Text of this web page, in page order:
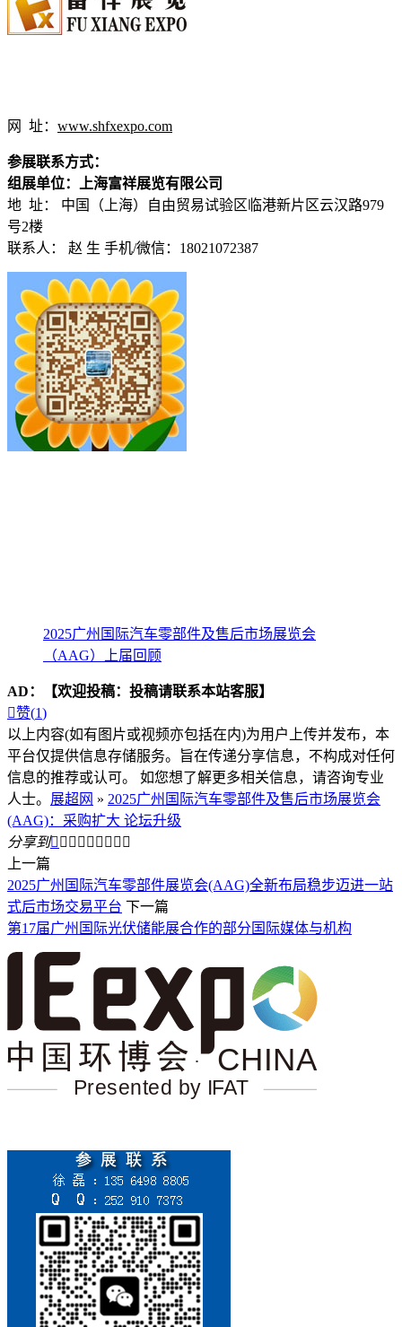
网 址： www.shfxexpo.com
参展联系方式：
组展单位：上海富祥展览有限公司
地 址： 中国（上海）自由贸易试验区临港新片区云汉路979
号2楼
联系人： 赵 生 手机/微信：18021072387
2025广州国际汽车零部件及售后市场展览会
（AAG）上届回顾
AD：
【欢迎投稿：投稿请联系本站客服】
赞(1)
以上内容(如有图片或视频亦包括在内)为用户上传并发布，本
平台仅提供信息存储服务。旨在传递分享信息，不构成对任何
信息的推荐或认可。 如您想了解更多相关信息，请咨询专业
人士。 展超网 » 2025广州国际汽车零部件及售后市场展览会
(AAG)：采购扩大 论坛升级
分享到        
上一篇
2025广州国际汽车零部件展览会(AAG)全新布局稳步迈进一站
式后市场交易平台 下一篇
第17届广州国际光伏储能展合作的部分国际媒体与机构